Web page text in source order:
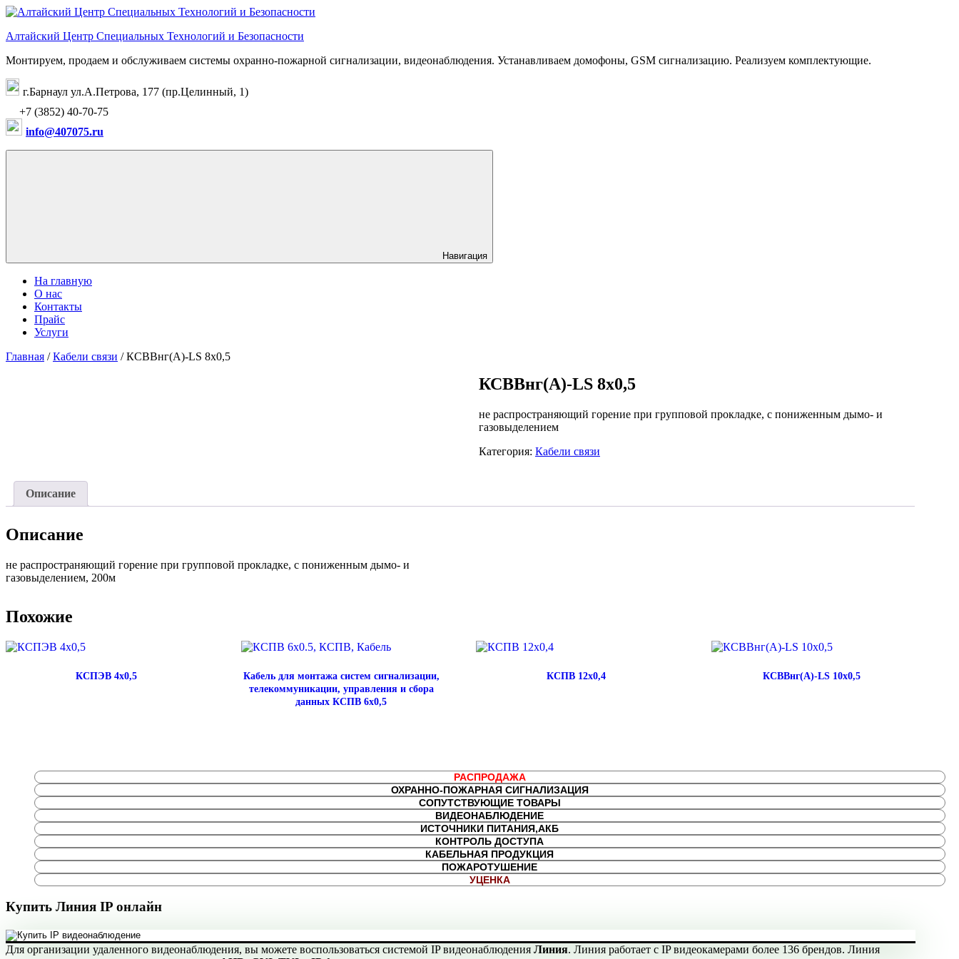
Перейти
содержимому
Алтайский Центр Специальных Технологий и Безопасности
Монтируем, продаем и обслуживаем системы охранно-пожарной сигнализации, видеонаблюдения. Устанавливаем домофоны, GSM сигнализацию. Реализуем комплектующие.
г.Барнаул ул.А.Петрова, 177 (пр.Целинный, 1)
+7 (3852) 40-70-75
info@407075.ru
Навигация
На главную
О нас
Контакты
Прайс
Услуги
Главная /Кабели связи / КСВВнг(А)-LS 8х0,5
КСВВнг(А)-LS 8х0,5
не распространяющий горение при групповой прокладке, с пониженным дымо- и
газовыделением
Категория: Кабели связи
Описание
Описание
не распространяющий горение при групповой прокладке, с пониженным дымо- и
газовыделением, 200м
Похожие
КСПЭВ 4х0,5
Кабель для монтажа систем сигнализации,
телекоммуникации, управления и сбора
данных КСПВ 6х0,5
КСПВ 12х0,4 КСВВнг(А)-LS 10х0,5
РАСПРОДАЖА
ОХРАННО-ПОЖАРНАЯ СИГНАЛИЗАЦИЯ
СОПУТСТВУЮЩИЕ ТОВАРЫ
ВИДЕОНАБЛЮДЕНИЕ
ИСТОЧНИКИ ПИТАНИЯ,АКБ
КОНТРОЛЬ ДОСТУПА
КАБЕЛЬНАЯ ПРОДУКЦИЯ
ПОЖАРОТУШЕНИЕ
УЦЕНКА
Купить Линия IP онлайн
Для организации удаленного видеонаблюдения, вы можете воспользоваться системой IP видеонаблюдения Линия. Линия работает с IP видеокамерами более 136 брендов. Линия